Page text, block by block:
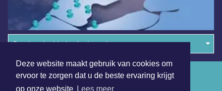
Deze website maakt gebruik van cookies om
ervoor te zorgen dat u de beste ervaring krijgt
op onze website Lees meer
Overige dagbladen in de regio
Algemene voorwaarden